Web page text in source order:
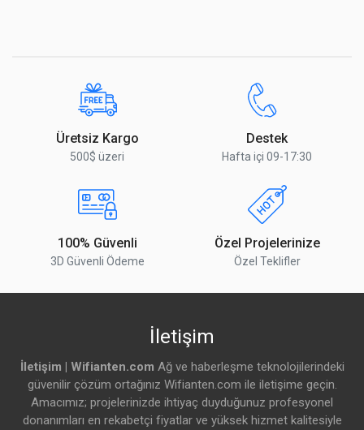
Üretsiz Kargo
500$ üzeri
Destek
Hafta içi 09-17:30
100% Güvenli
3D Güvenli Ödeme
Özel Projelerinize
Özel Teklifler
İletişim
İletişim | Wifianten.com Ağ ve haberleşme teknolojilerindeki
güvenilir çözüm ortağınız Wifianten.com ile iletişime geçin.
Amacımız; projelerinizde ihtiyaç duyduğunuz profesyonel
donanımları en rekabetçi fiyatlar ve yüksek hizmet kalitesiyle